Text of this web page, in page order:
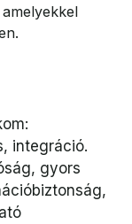
integráció.
gyors